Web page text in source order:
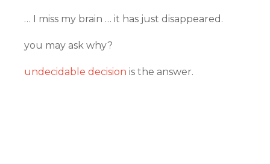
… I miss my brain … it has just disappeared.
you may ask why?
undecidable decision is the answer.